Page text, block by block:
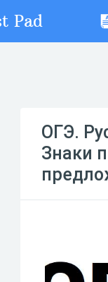
Pad
ОГЭ.
Знаки